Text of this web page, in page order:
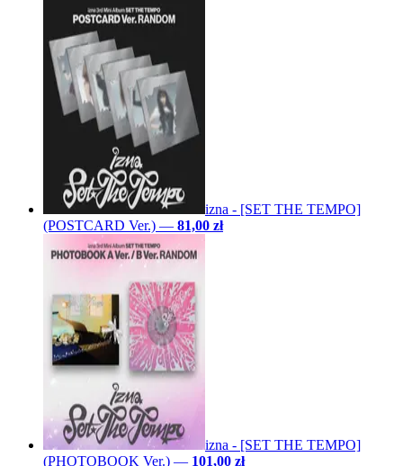
izna - [SET THE TEMPO]
(POSTCARD Ver.) — 81,00 zł
izna - [SET THE TEMPO]
(PHOTOBOOK Ver.) — 101,00 zł